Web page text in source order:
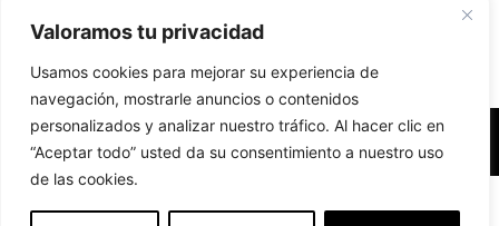
Valoramos tu privacidad
Usamos cookies para mejorar su experiencia de
navegación, mostrarle anuncios o contenidos
personalizados y analizar nuestro tráfico. Al hacer clic en
“Aceptar todo” usted da su consentimiento a nuestro uso
de las cookies.
Accesibilidad Aviso Legal Políticas de Cookies
EN